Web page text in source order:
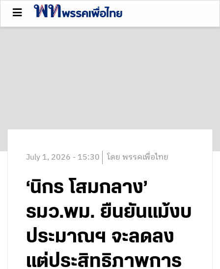
July 1, 2026 - 15:30 โดย พรรคเพื่อไทย
‘นิกร โสมกลาง’
รมว.พม. ยืนยันแม้งบ
ประมาณฯ จะลดลง
แต่ประสิทธิภาพการ